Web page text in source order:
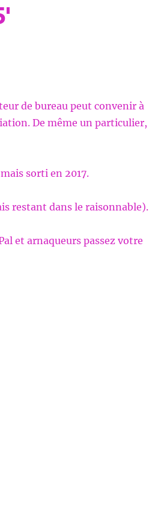
de bureau peut convenir à
De même un particulier,
sorti en 2017.
restant dans le raisonnable).
et arnaqueurs passez votre